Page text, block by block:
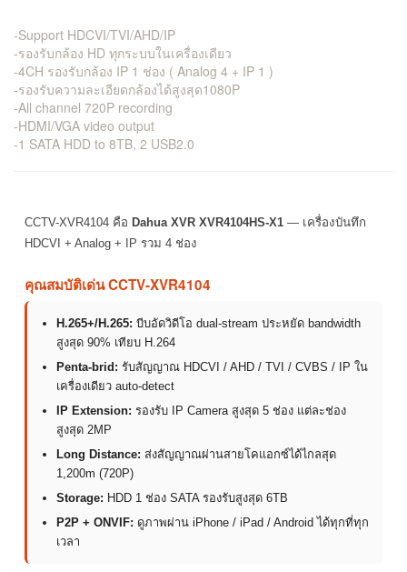
-Support HDCVI/TVI/AHD/IP
-รองรับกล้อง HD ทุกระบบในเครื่องเดียว
-4CH รองรับกล้อง IP 1 ช่อง ( Analog 4 + IP 1 )
-รองรับความละเอียดกล้องได้สูงสุด1080P
-All channel 720P recording
-HDMI/VGA video output
-1 SATA HDD to 8TB, 2 USB2.0
CCTV-XVR4104 คือ Dahua XVR XVR4104HS-X1 — เครื่องบันทึก
HDCVI + Analog + IP รวม 4 ช่อง
คุณสมบัติเด่น CCTV-XVR4104
H.265+/H.265: บีบอัดวิดีโอ dual-stream ประหยัด bandwidth
สูงสุด 90% เทียบ H.264
Penta-brid: รับสัญญาณ HDCVI / AHD / TVI / CVBS / IP ใน
เครื่องเดียว auto-detect
IP Extension: รองรับ IP Camera สูงสุด 5 ช่อง แต่ละช่อง
สูงสุด 2MP
Long Distance: ส่งสัญญาณผ่านสายโคแอกซ์ได้ไกลสุด
1,200m (720P)
Storage: HDD 1 ช่อง SATA รองรับสูงสุด 6TB
P2P + ONVIF: ดูภาพผ่าน iPhone / iPad / Android ได้ทุกที่ทุก
เวลา